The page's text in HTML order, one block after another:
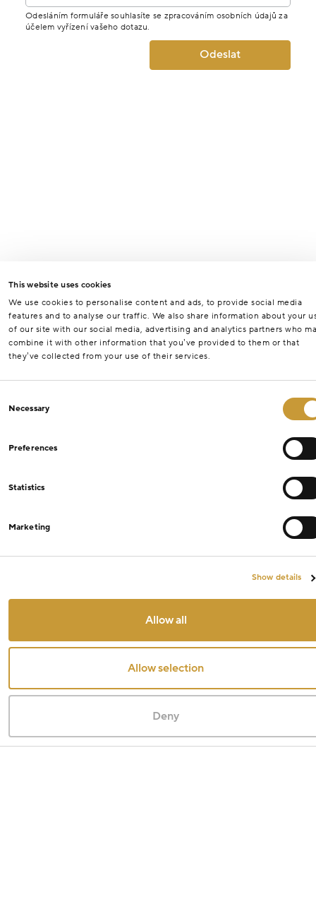
This website uses cookies
We use cookies to personalise content and ads, to provide social media
features and to analyse our traffic. We also share information about your
of our site with our social media, advertising and analytics partners who
combine it with other information that you’ve provided to them or that
they’ve collected from your use of their services.
Selection
Necessary
Preferences
Statistics
Marketing
Show details
Allow all
Allow selection
Deny
Odesláním formuláře souhlasíte se zpracováním osobních údajů za
účelem vyřízení vašeho dotazu.
Odeslat